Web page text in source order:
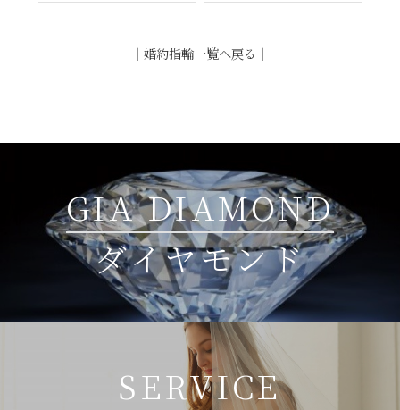
｜ 婚約指輪一覧へ戻る ｜
GIA DIAMOND
ダイヤモンド
SERVICE